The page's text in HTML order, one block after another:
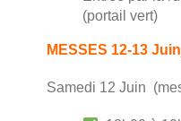
(portail vert)
MESSES 12-13 Juin
Samedi 12 Juin